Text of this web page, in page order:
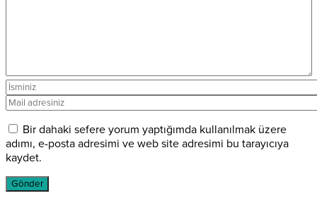
Bir dahaki sefere yorum yaptığımda kullanılmak üzere
adımı, e-posta adresimi ve web site adresimi bu tarayıcıya
kaydet.